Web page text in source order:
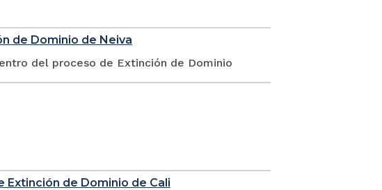
de Dominio de Neiva
del proceso de Extinción de Dominio
Extinción de Dominio de Cali